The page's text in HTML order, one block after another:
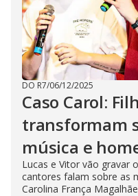
DO R7/06/12/2025
Caso Carol:
transformam
música e
Lucas e Vitor vão gravar
cantores falam sobre as
Carolina França